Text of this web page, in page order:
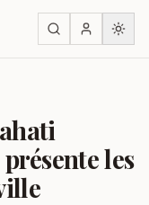
les